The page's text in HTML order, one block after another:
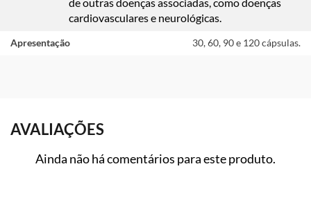
cardiovasculares e neurológicas.
Apresentação 30, 60, 90 e 120 cápsulas.
AVALIAÇÕES
Ainda não há comentários para este produto.